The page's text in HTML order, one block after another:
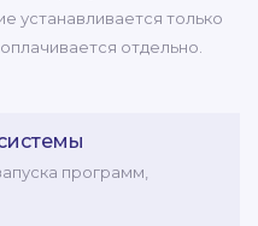
устанавливается только
отдельно.
программ,